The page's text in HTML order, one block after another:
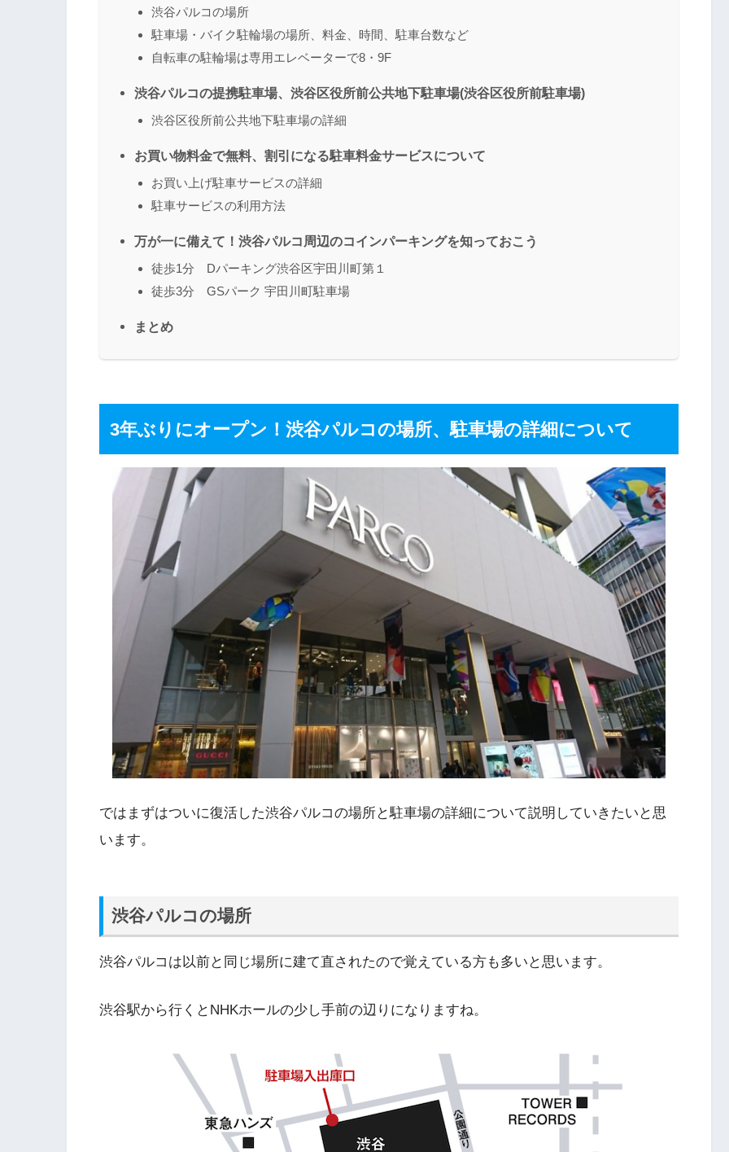
渋谷パルコの場所
駐車場・バイク駐輪場の場所、料金、時間、駐車台数など
自転車の駐輪場は専用エレベーターで8・9F
渋谷パルコの提携駐車場、渋谷区役所前公共地下駐車場(渋谷区役所前駐車場)
渋谷区役所前公共地下駐車場の詳細
お買い物料金で無料、割引になる駐車料金サービスについて
お買い上げ駐車サービスの詳細
駐車サービスの利用方法
万が一に備えて！渋谷パルコ周辺のコインパーキングを知っておこう
徒歩1分 Dパーキング渋谷区宇田川町第１
徒歩3分 GSパーク 宇田川町駐車場
まとめ
3年ぶりにオープン！渋谷パルコの場所、駐車場の詳細について
ではまずはついに復活した渋谷パルコの場所と駐車場の詳細について説明していきたいと思
います。
渋谷パルコの場所
渋谷パルコは以前と同じ場所に建て直されたので覚えている方も多いと思います。
渋谷駅から行くとNHKホールの少し手前の辺りになりますね。